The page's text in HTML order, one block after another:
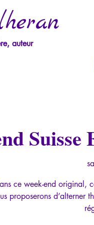
auteur
Suisse
ce week-end original,
proposerons d’alterner